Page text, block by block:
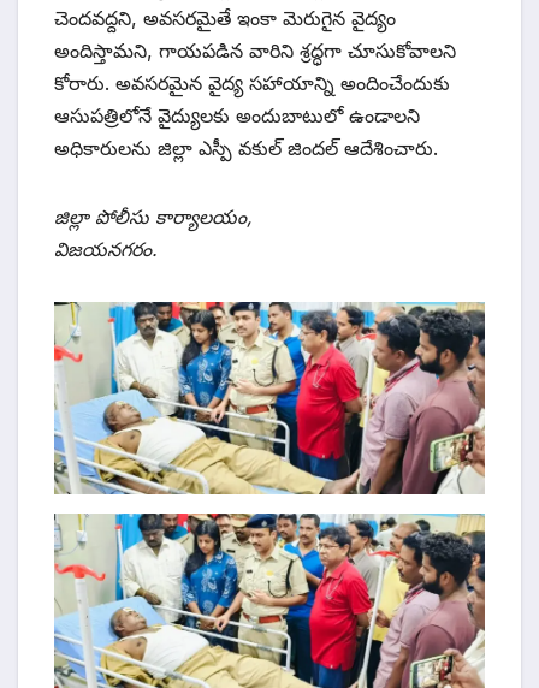
చెందవద్దని, అవసరమైతే ఇంకా మెరుగైన వైద్యం
అందిస్తామని, గాయపడిన వారిని శ్రద్ధగా చూసుకోవాలని
కోరారు. అవసరమైన వైద్య సహాయాన్ని అందించేందుకు
ఆసుపత్రిలోనే వైద్యులకు అందుబాటులో ఉండాలని
అధికారులను జిల్లా ఎస్పీ వకుల్ జిందల్ ఆదేశించారు.
జిల్లా పోలీసు కార్యాలయం,
విజయనగరం.